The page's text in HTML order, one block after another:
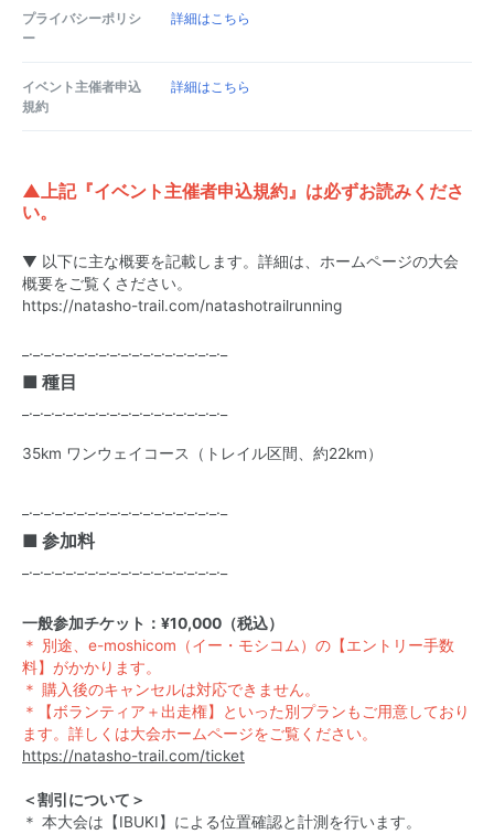
プライバシーポリシ
ー
詳細はこちら
イベント主催者申込
規約
詳細はこちら
▲上記『イベント主催者申込規約』は必ずお読みくださ
い。
▼ 以下に主な概要を記載します。詳細は、ホームページの大会
概要をご覧くさださい。
https://natasho-trail.com/natashotrailrunning
_._._._._._._._._._._._._._._._._._._
■ 種目
_._._._._._._._._._._._._._._._._._._
35km ワンウェイコース（トレイル区間、約22km）
_._._._._._._._._._._._._._._._._._._
■ 参加料
_._._._._._._._._._._._._._._._._._._
一般参加チケット：¥10,000（税込）
＊ 別途、e-moshicom（イー・モシコム）の【エントリー手数
料】がかかります。
＊ 購入後のキャンセルは対応できません。
＊【ボランティア＋出走権】といった別プランもご用意しており
ます。詳しくは大会ホームページをご覧ください。
https://natasho-trail.com/ticket
＜割引について＞
＊ 本大会は【IBUKI】による位置確認と計測を行います。